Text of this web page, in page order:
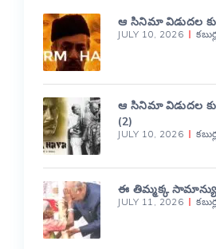
ఆ సినిమా విడుదల కు
JULY 10, 2026
ఆ సినిమా విడుదల కు
(2)
JULY 10, 2026
ఈ తిమ్మక్క
JULY 11, 2026